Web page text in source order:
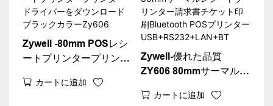
Zywell -80mm POSレシ
ートプリンタープリンタ
ードブラックカラー
カートに追加
Zywell-優れた品質
ZY606 80mmサーマルレ
チケット印刷Bluetooth
カートに追加